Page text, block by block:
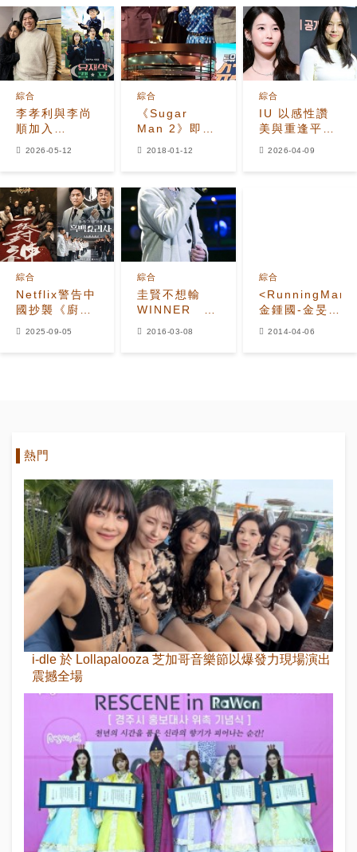
狀態
李孝利與李尚
順加入
別兼職員工，
力撐劉在錫
綜合
2026-05-12
《Sugar
Man 2》即將
綜合
2018-01-12
IU 以感性讚
美與重逢平息
綜合
2026-04-09
Netflix警告中
國抄襲《廚神
綜合
2025-09-05
圭賢不想輸
WINNER 模
綜合
2016-03-08
<RunningMan>
金鍾國-金旻鐘
綜合
2014-04-06
熱門
i-dle 於 Lollapalooza 芝加哥音樂節以爆發力現場演出
震撼全場